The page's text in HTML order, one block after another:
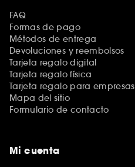
FAQ
Formas de pago
Métodos de entrega
Devoluciones y reembolsos
Tarjeta regalo digital
Tarjeta regalo física
Tarjeta regalo para empresas
Mapa del sitio
Formulario de contacto
Mi cuenta